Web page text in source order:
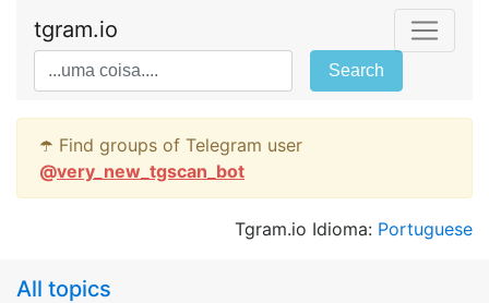
tgram.io
Search
☂️ Find groups of Telegram user
@very_new_tgscan_bot
Tgram.io Idioma: Portuguese
All topics